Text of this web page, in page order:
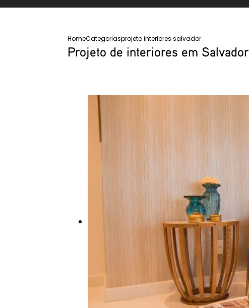
HomeCategoriasprojeto interiores salvador
Projeto de interiores em Salvador